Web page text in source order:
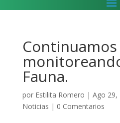
Continuamos
Fauna.
por Estilita Romero | Ago 29,
Noticias | 0 Comentarios